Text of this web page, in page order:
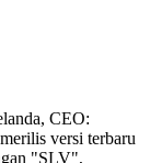
CEO:
versi terbaru
"SLV",